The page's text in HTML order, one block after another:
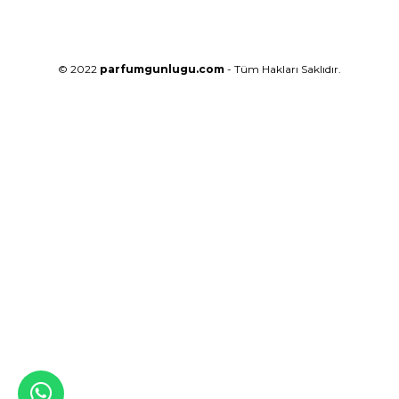
© 2022 parfumgunlugu.com - Tüm Hakları Saklıdır.